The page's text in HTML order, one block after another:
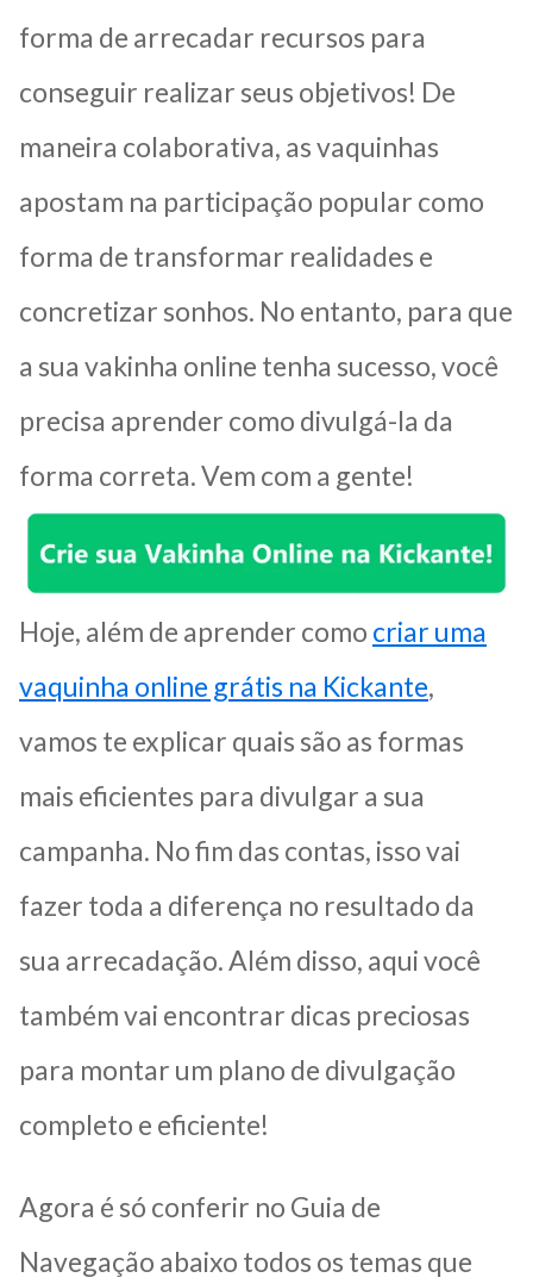
forma de arrecadar recursos para
conseguir realizar seus objetivos! De
maneira colaborativa, as vaquinhas
apostam na participação popular como
forma de transformar realidades e
concretizar sonhos. No entanto, para que
a sua vakinha online tenha sucesso, você
precisa aprender como divulgá-la da
forma correta. Vem com a gente!
Hoje, além de aprender como criar uma
vaquinha online grátis na Kickante,
vamos te explicar quais são as formas
mais eficientes para divulgar a sua
campanha. No fim das contas, isso vai
fazer toda a diferença no resultado da
sua arrecadação. Além disso, aqui você
também vai encontrar dicas preciosas
para montar um plano de divulgação
completo e eficiente!
Agora é só conferir no Guia de
Navegação abaixo todos os temas que